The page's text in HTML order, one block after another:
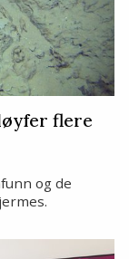
flere
og de